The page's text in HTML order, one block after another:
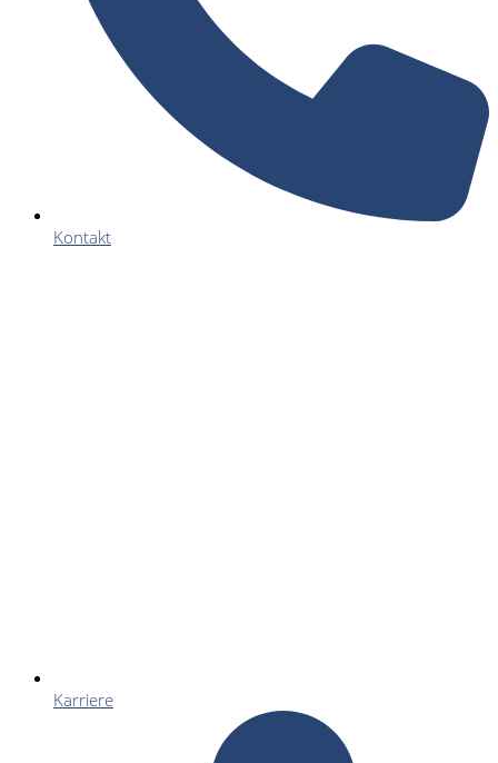
Kontakt
Karriere